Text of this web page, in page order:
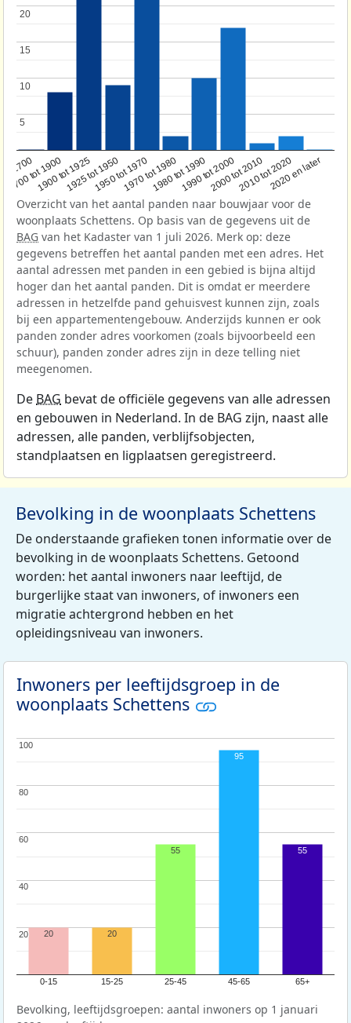
1700
1700 tot 1900
1900 tot 19251925 tot 19501950 tot 19701970 tot 19801980 tot 19901990 tot 20002000 tot 20102010 tot 20202020 en later
5
5
10
10
15
15
20
20
Overzicht van het aantal panden naar bouwjaar voor de
woonplaats Schettens. Op basis van de gegevens uit de
BAG van het Kadaster van 1 juli 2026. Merk op: deze
gegevens betreffen het aantal panden met een adres. Het
aantal adressen met panden in een gebied is bijna altijd
hoger dan het aantal panden. Dit is omdat er meerdere
adressen in hetzelfde pand gehuisvest kunnen zijn, zoals
bij een appartementengebouw. Anderzijds kunnen er ook
panden zonder adres voorkomen (zoals bijvoorbeeld een
schuur), panden zonder adres zijn in deze telling niet
meegenomen.
De BAG bevat de officiële gegevens van alle adressen
en gebouwen in Nederland. In de BAG zijn, naast alle
adressen, alle panden, verblijfsobjecten,
standplaatsen en ligplaatsen geregistreerd.
Bevolking in de woonplaats Schettens
De onderstaande grafieken tonen informatie over de
bevolking in de woonplaats Schettens. Getoond
worden: het aantal inwoners naar leeftijd, de
burgerlijke staat van inwoners, of inwoners een
migratie achtergrond hebben en het
opleidingsniveau van inwoners.
Inwoners per leeftijdsgroep in de
woonplaats Schettens
0-15 15-25 25-45 45-65 65+
20
20
40
40
60
60
80
80
100
100
20 20
55
95
55
Bevolking, leeftijdsgroepen: aantal inwoners op 1 januari